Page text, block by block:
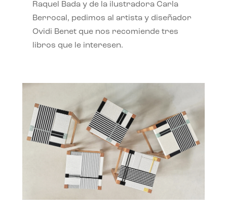
Raquel Bada y de la ilustradora Carla
Berrocal, pedimos al artista y diseñador
Ovidi Benet que nos recomiende tres
libros que le interesen.